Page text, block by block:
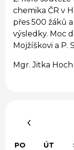
chemika ČR v
přes 500 žáků
výsledky. Moc
Mojžíškovi a P.
Mgr. Jitka
PO ÚT